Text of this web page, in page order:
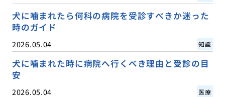
犬に噛まれたら何科の病院を受診すべきか迷った
時のガイド
2026.05.04 知識
犬に噛まれた時に病院へ行くべき理由と受診の目
安
2026.05.04 医療